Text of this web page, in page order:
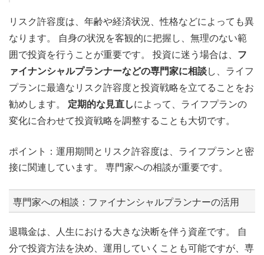
リスク許容度は、年齢や経済状況、性格などによっても異
なります。 自身の状況を客観的に把握し、無理のない範
囲で投資を行うことが重要です。 投資に迷う場合は、 フ
ァイナンシャルプランナーなどの専門家に相談し、ライフ
プランに最適なリスク許容度と投資戦略を立てることをお
勧めします。 定期的な見直しによって、ライフプランの
変化に合わせて投資戦略を調整することも大切です。
ポイント：運用期間とリスク許容度は、ライフプランと密
接に関連しています。 専門家への相談が重要です。
専門家への相談：ファイナンシャルプランナーの活用
退職金は、人生における大きな決断を伴う資産です。 自
分で投資方法を決め、運用していくことも可能ですが、専